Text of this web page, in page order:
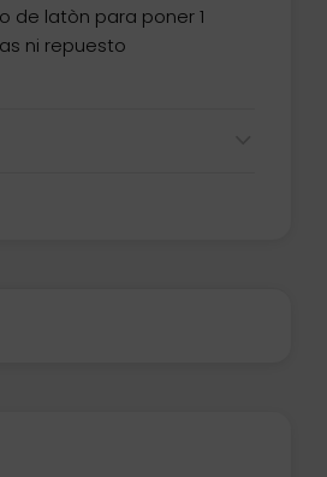
de latòn para poner 1
ni repuesto